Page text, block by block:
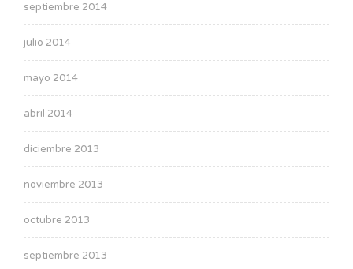
septiembre 2014
julio 2014
mayo 2014
abril 2014
diciembre 2013
noviembre 2013
octubre 2013
septiembre 2013